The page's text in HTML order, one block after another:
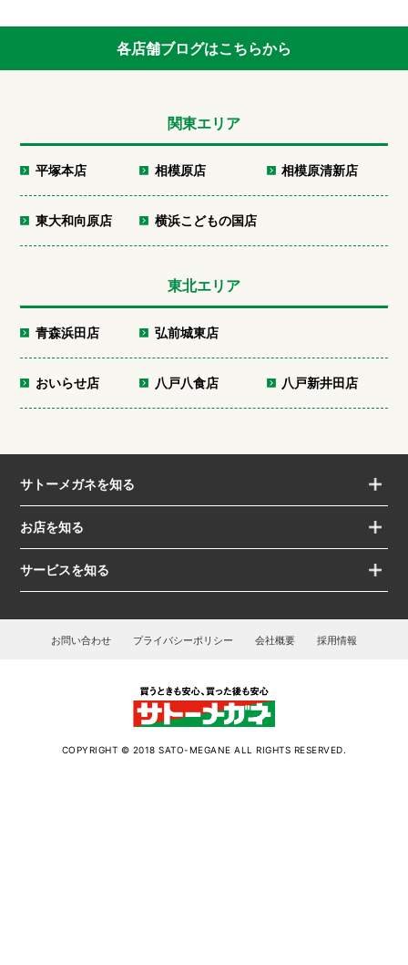
各店舗ブログはこちらから
関東エリア
平塚本店 相模原店 相模原清新店
東大和向原店 横浜こどもの国店
東北エリア
青森浜田店 弘前城東店
おいらせ店 八戸八食店 八戸新井田店
サトーメガネを知る
お店を知る
サービスを知る
お問い合わせ プライバシーポリシー 会社概要 採用情報
COPYRIGHT © 2018 SATO-MEGANE ALL RIGHTS RESERVED.